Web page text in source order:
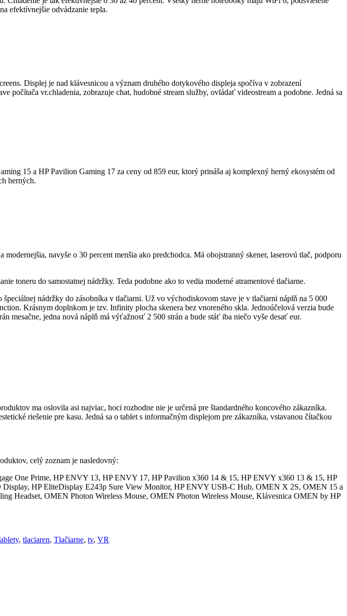
efektívnejšie odvádzanie tepla.
Displej je nad klávesnicou a význam druhého dotykového displeja spočíva v zobrazení
vr.chladenia, zobrazuje chat, hudobné stream služby, ovládať videostream a podobne. Jedná sa
15 a HP Pavilion Gaming 17 za ceny od 859 eur, ktorý prináša aj komplexný herný ekosystém od
herných.
navyše o 30 percent menšia ako predchodca. Má obojstranný skener, laserovú tlač, podporu
toneru do samostatnej nádržky. Teda podobne ako to vedia moderné atramentové tlačiarne.
nádržky do zásobníka v tlačiarni. Už vo východiskovom stave je v tlačiarni náplň na 5 000
Krásnym doplnkom je tzv. Infinity plocha skenera bez vnoreného skla. Jednoúčelová verzia bude
mesačne, jedna nová náplň má výťažnosť 2 500 strán a bude stáť iba niečo vyše desať eur.
ma oslovila asi najviac, hoci rozhodne nie je určená pre štandardného koncového zákazníka.
riešenie pre kasu. Jedná sa o tablet s informačným displejom pre zákazníka, vstavanou čítačkou
celý zoznam je nasledovný:
One Prime, HP ENVY 13, HP ENVY 17, HP Pavilion x360 14 & 15, HP ENVY x360 13 & 15, HP
HP EliteDisplay E243p Sure View Monitor, HP ENVY USB-C Hub, OMEN X 2S, OMEN 15 a
Headset, OMEN Photon Wireless Mouse, OMEN Photon Wireless Mouse, Klávesnica OMEN by HP
, tlaciaren, Tlačiarne, tv, VR